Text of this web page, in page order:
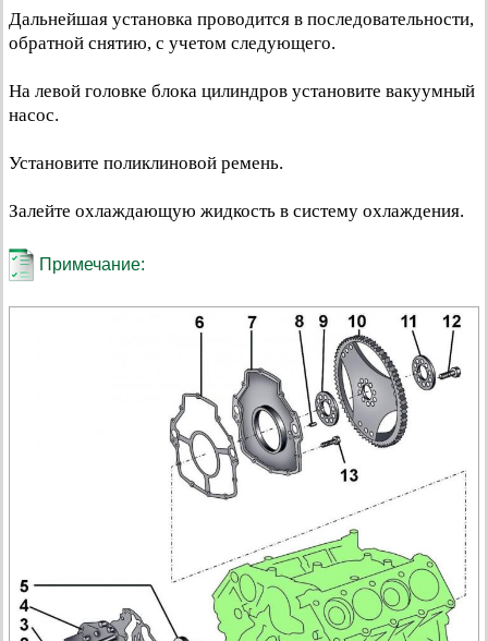
Дальнейшая установка проводится в последовательности,
обратной снятию, с учетом следующего.
На левой головке блока цилиндров установите вакуумный
насос.
Установите поликлиновой ремень.
Залейте охлаждающую жидкость в систему охлаждения.
Примечание: